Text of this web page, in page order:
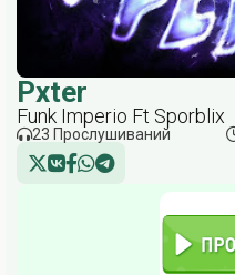
Pxter
Funk Imperio Ft Sporblix
23 Прослушиваний